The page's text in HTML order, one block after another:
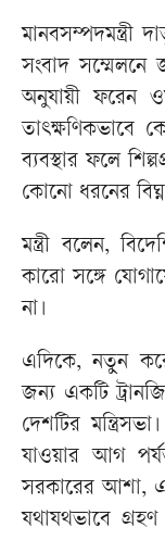
সংবাদ সম্মেলনে
অনুযায়ী ফরেন
তাৎক্ষণিকভাবে
ব্যবস্থার ফলে
কোনো ধরনের
মন্ত্রী বলেন,
কারো সঙ্গে
না।
এদিকে, নতুন
জন্য একটি
দেশটির
যাওয়ার আগ
সরকারের আশা,
যথাযথভাবে